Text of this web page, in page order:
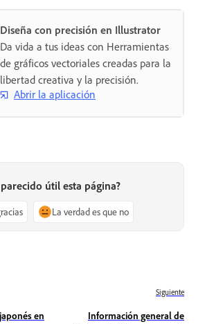
Diseña con precisión en Illustrator
Da vida a tus ideas con Herramientas
de gráficos vectoriales creadas para la
libertad creativa y la precisión.
Abrir la aplicación
parecido útil esta página?
La verdad es que no
en
Siguiente
Información general de